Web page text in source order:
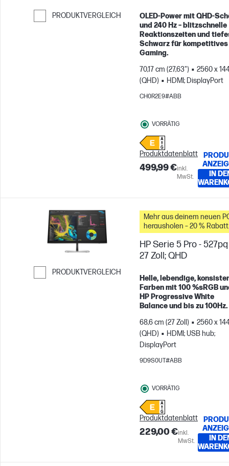
PRODUKTVERGLEICH
Weiter zum Vergleichen
OLED‑Power mit
und 240 Hz – blitzschnelle
Reaktionszeiten und
Schwarz für kompetitives
Gaming.
70,17 cm (27,63")
2560 x
(QHD)
HDMI; DisplayPort
CH0R2E9#ABB
VORRÄTIG
Produktdatenblatt
499,99 €inkl.
MwSt.
IN
PRODUKTVERGLEICH
Weiter zum Vergleichen
Mehr aus deinem neuen
herausholen – 20 % Rabatt
auf Zubehör
HP Serie 5 Pro -
27 Zoll; QHD
Helle, lebendige,
Farben mit 100 %sRGB
HP Progressive White
Balance und bis zu 100Hz.
68,6 cm (27 Zoll)
2560 x
(QHD)
HDMI; USB hub;
DisplayPort
9D9S0UT#ABB
VORRÄTIG
Produktdatenblatt
229,00 €inkl.
MwSt.
IN